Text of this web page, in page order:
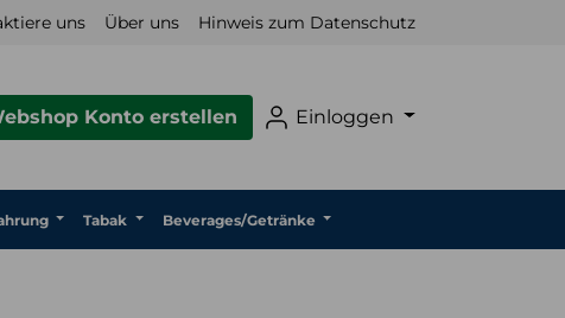
uns Über uns Hinweis zum Datenschutz
Konto erstellen Einloggen
Tabak Beverages/Getränke